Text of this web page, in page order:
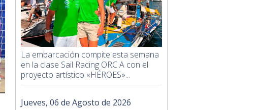
La embarcación compite esta semana
en la clase Sail Racing ORC A con el
proyecto artístico «HÉROES»...
Jueves, 06 de Agosto de 2026